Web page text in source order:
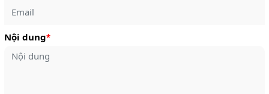
Nội dung*